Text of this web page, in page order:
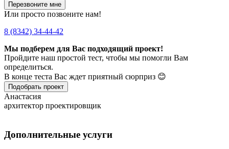
Перезвоните мне
Или просто позвоните нам!
8 (8342) 34-44-42
Мы подберем для Вас подходящий проект!
Пройдите наш простой тест, чтобы мы помогли Вам
определиться.
В конце теста Вас ждет приятный сюрприз 😊
Подобрать проект
Анастасия
архитектор проектировщик
Дополнительные услуги